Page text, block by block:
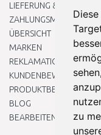
zu
LIEFERUNG & ZAHLUNG
ZAHLUNGSMETHODEN
ÜBERSICHT
MARKEN
REKLAMATIONEN UND
KUNDENBEWERTUNG
PRODUKTBEWERTUNG
BLOG
BEARBEITEN SIE MEINE